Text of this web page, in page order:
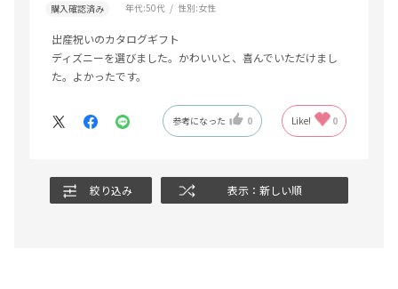
購入確認済み 年代:50代 性別:女性
出産祝いのカタログギフト
ディズニーを選びました。かわいいと、喜んでいただけまし
た。よかったです。
参考になった 0 Like! 0
絞り込み 表示：新しい順